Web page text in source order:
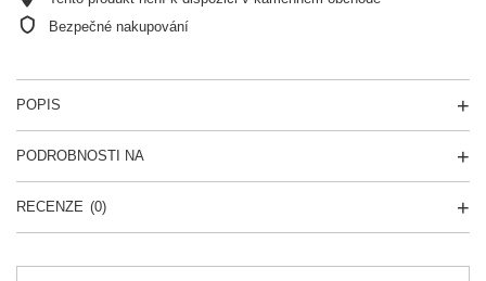
Bezpečné nakupování
POPIS
PODROBNOSTI NA
RECENZE (0)